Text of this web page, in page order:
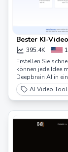
Bester KI-
395.4K
Erstellen Sie
können jede Idee
Deepbrain AI in
AI Video